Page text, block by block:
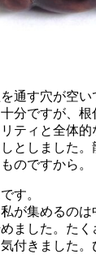
通す穴が空
分ですが、根
ティと全体
としました
のですから。
す。
が集めるの
ました。た
付きました